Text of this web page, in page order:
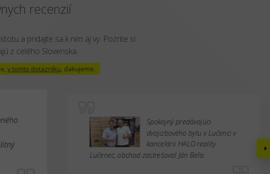
recenzií
a pridajte sa k ním aj vy. Pozrite si
z celého Slovenska.
v tomto dotazníku, ďakujeme.
Spokojný predávajúci
dvojizbového bytu v Lučenci v
kancelárii HALO reality
Lučenec, obchod zastrešoval Ján Beľa.